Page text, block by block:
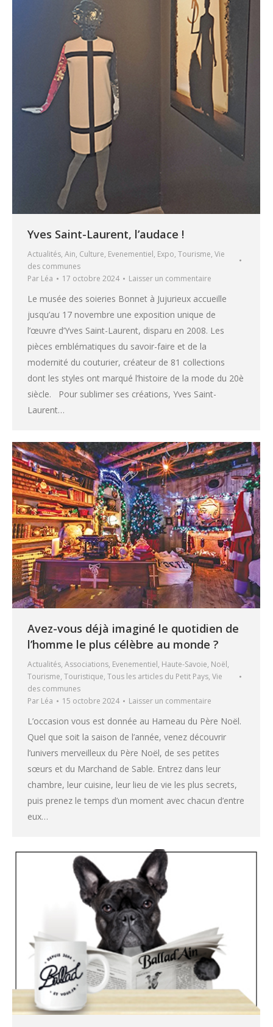
Yves Saint-Laurent, l’audace !
Actualités, Ain, Culture, Evenementiel, Expo, Tourisme, Vie
des communes
Par Léa 17 octobre 2024 Laisser un commentaire
Le musée des soieries Bonnet à Jujurieux accueille
jusqu’au 17 novembre une exposition unique de
l’œuvre d’Yves Saint-Laurent, disparu en 2008. Les
pièces emblématiques du savoir-faire et de la
modernité du couturier, créateur de 81 collections
dont les styles ont marqué l’histoire de la mode du 20è
siècle. Pour sublimer ses créations, Yves Saint-
Laurent…
Avez-vous déjà imaginé le quotidien de
l’homme le plus célèbre au monde ?
Actualités, Associations, Evenementiel, Haute-Savoie, Noël,
Tourisme, Touristique, Tous les articles du Petit Pays, Vie
des communes
Par Léa 15 octobre 2024 Laisser un commentaire
L’occasion vous est donnée au Hameau du Père Noël.
Quel que soit la saison de l’année, venez découvrir
l’univers merveilleux du Père Noël, de ses petites
sœurs et du Marchand de Sable. Entrez dans leur
chambre, leur cuisine, leur lieu de vie les plus secrets,
puis prenez le temps d’un moment avec chacun d’entre
eux…